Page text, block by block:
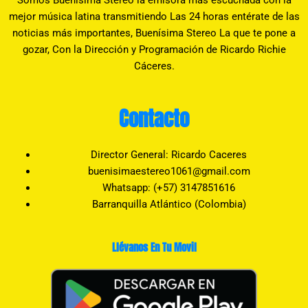
mejor música latina transmitiendo Las 24 horas entérate de las
noticias más importantes, Buenísima Stereo La que te pone a
gozar, Con la Dirección y Programación de Ricardo Richie
Cáceres.
Contacto
Director General: Ricardo Caceres
buenisimaestereo1061@gmail.com
Whatsapp: (+57) 3147851616
Barranquilla Atlántico (Colombia)
Llévanos En Tu Movil